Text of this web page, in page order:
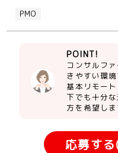
PMO
POINT!
コンサルフ
きやすい環境
基本リモー
下でも十分
方を希望しま
応募す